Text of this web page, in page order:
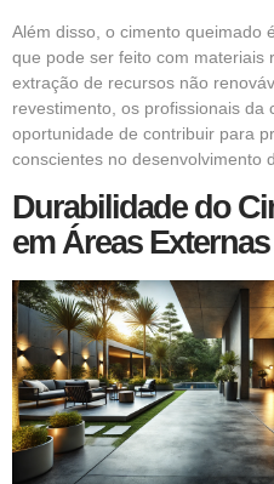
Além disso, o cimento queimado
que pode ser feito com materiais
extração de recursos não
revestimento, os profissionais da
oportunidade de contribuir para
conscientes no desenvolvimento
Durabilidade do
em Áreas Externas